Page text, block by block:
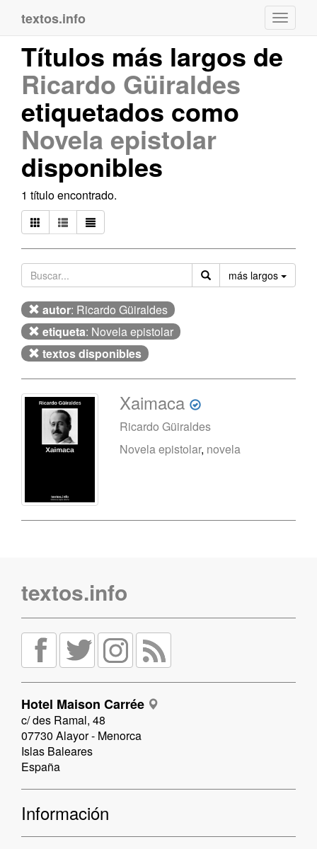
textos.info
Títulos más largos de
Ricardo Güiraldes
etiquetados como
Novela epistolar
disponibles
1 título encontrado.
más largos
autor: Ricardo Güiraldes
etiqueta: Novela epistolar
textos disponibles
Xaimaca
Ricardo Güiraldes
Novela epistolar, novela
textos.info
Hotel Maison Carrée
c/ des Ramal, 48
07730 Alayor - Menorca
Islas Baleares
España
Información